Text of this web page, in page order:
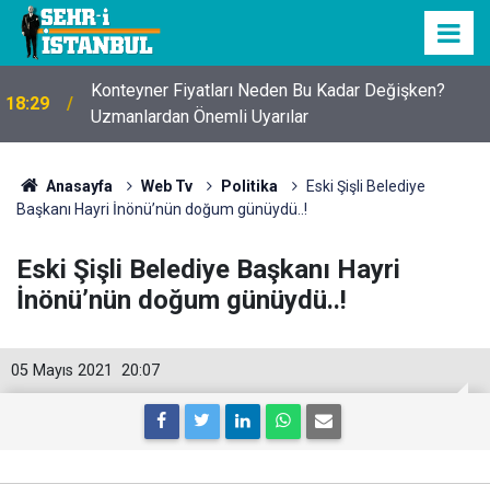
18:29
Konteyner Fiyatları Neden Bu Kadar Değişken?
Uzmanlardan Önemli Uyarılar
Anasayfa Web Tv Politika
Eski Şişli Belediye
Başkanı Hayri İnönü’nün doğum günüydü..!
Eski Şişli Belediye Başkanı Hayri
İnönü’nün doğum günüydü..!
20:07
05 Mayıs 2021